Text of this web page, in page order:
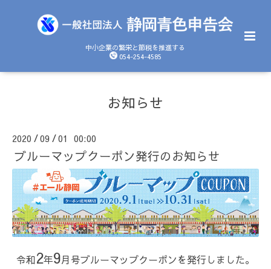
中小企業の繁栄と節税を推進する
054-254-4585
お知らせ
2020 /09 /01 00:00
ブルーマップクーポン発行のお知らせ
令和2年9月号ブルーマップクーポンを発行しました。